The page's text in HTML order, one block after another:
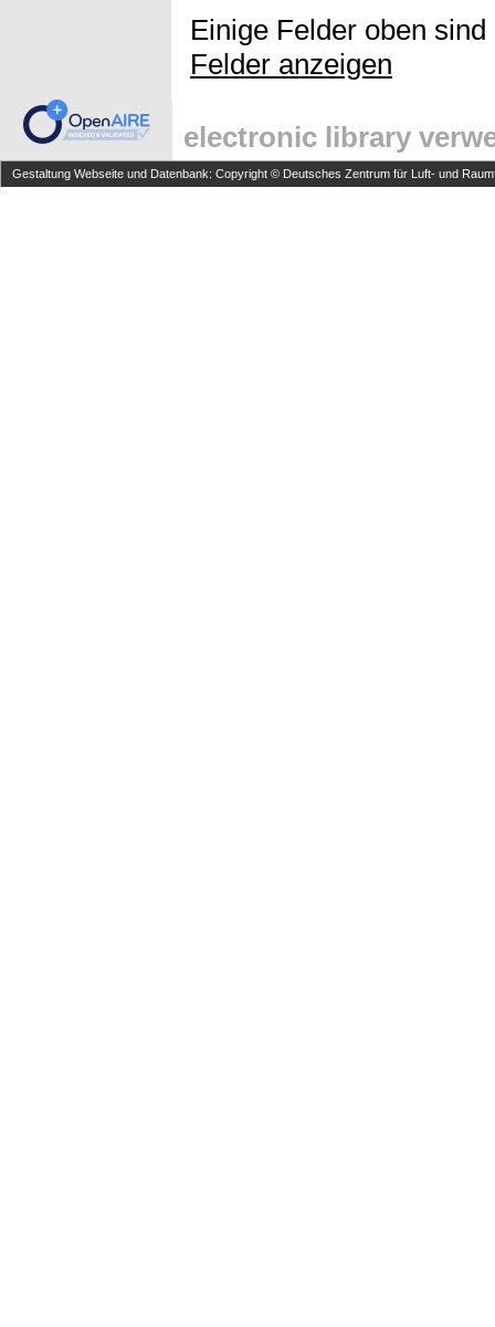
Einige Felder oben
Felder anzeigen
electronic library
Gestaltung Webseite und Datenbank: Copyright © Deutsches Zentrum für Luft- und